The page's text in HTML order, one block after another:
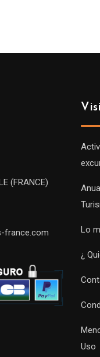
(FRANCE)
france.com Lo
¿
Uso